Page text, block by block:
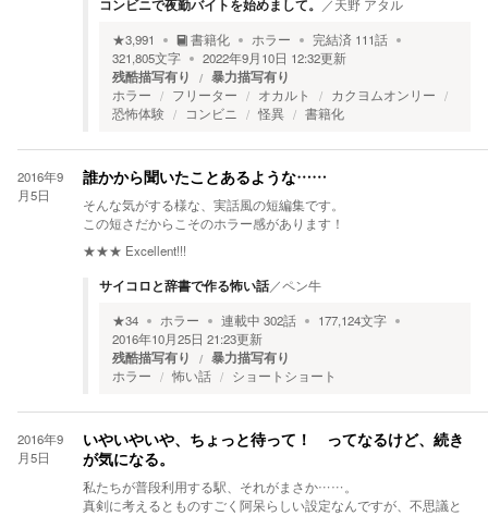
コンビニで夜勤バイトを始めまして。 ／天野 アタル
★3,991 書籍化 ホラー 完結済 111話
321,805文字 2022年9月10日 12:32更新
残酷描写有り 暴力描写有り
ホラー フリーター オカルト
カクヨムオンリー
恐怖体験
コンビニ 怪異 書籍化
2016年9
月5日
誰かから聞いたことあるような……
そんな気がする様な、実話風の短編集です。
この短さだからこそのホラー感があります！
★★★ Excellent!!!
サイコロと辞書で作る怖い話／ペン牛
★34 ホラー 連載中 302話 177,124文字
2016年10月25日 21:23更新
残酷描写有り 暴力描写有り
ホラー 怖い話 ショートショート
2016年9
月5日
いやいやいや、ちょっと待って！ ってなるけど、続き
が気になる。
私たちが普段利用する駅、それがまさか……。
真剣に考えるとものすごく阿呆らしい設定なんですが、不思議と